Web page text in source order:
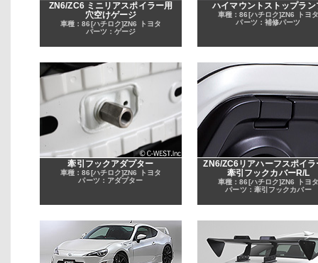
ZN6/ZC6 ミニリアスポイラー用
穴空けゲージ
車種：86[ハチロク]ZN6 トヨタ
パーツ：ゲージ
ハイマウントストップラン
車種：86[ハチロク]ZN6 トヨ
パーツ：補修パーツ
牽引フックアダプター
車種：86[ハチロク]ZN6 トヨタ
パーツ：アダプター
ZN6/ZC6リアハーフスポイラ
牽引フックカバーR/L
車種：86[ハチロク]ZN6 トヨ
パーツ：牽引フックカバー